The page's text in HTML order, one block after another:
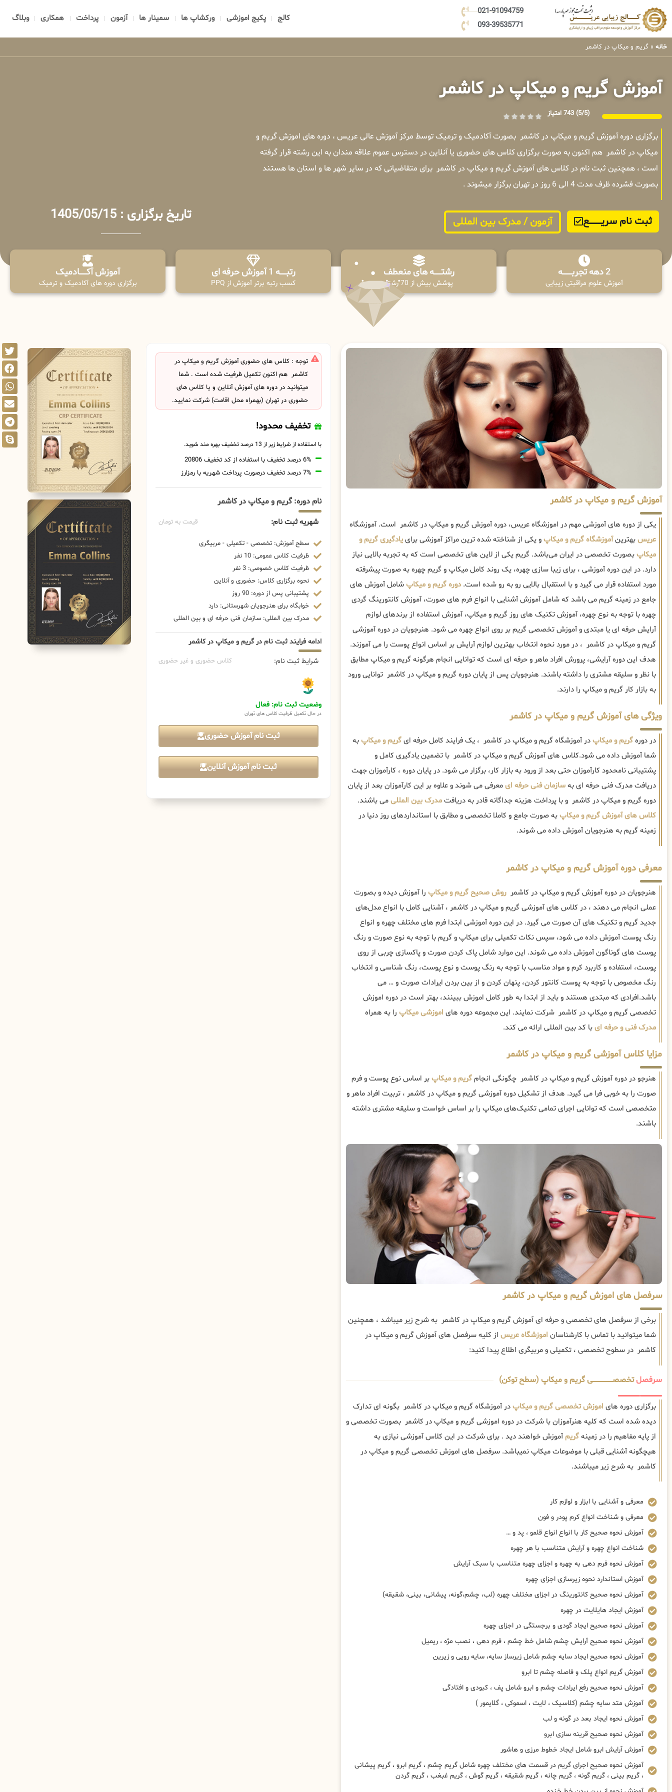
021-91094759
093-39535771
کالج پکیج اموزشی ورکشاپ ها سمینار ها آزمون پرداخت همکاری وبلاگ
خانه » گریم و میکاپ در کاشمر
آموزش گریم و میکاپ در کاشمر
(5/5) 743 امتیاز
برگزاری دوره آموزش گریم و میکاپ در کاشمر بصورت آکادمیک و ترمیک توسط مرکز آموزش عالی عریس ، دوره های اموزش گریم و
میکاپ در کاشمر هم اکنون به صورت برگزاری کلاس های حضوری یا آنلاین در دسترس عموم علاقه مندان به این رشته قرار گرفته
است ، همچنین ثبت نام در کلاس های آموزش گریم و میکاپ در کاشمر برای متقاضیانی که در سایر شهر ها و استان ها هستند
بصورت فشرده ظرف مدت 4 الی 6 روز در تهران برگزار میشوند .
ثبت نام سریــــــــــــع آزمون / مدرک بین المللی تاریخ برگزاری : 1405/05/15
2 دهه تجربـــــــــه
آموزش علوم مراقبتی زیبایی
رشتـــــــه های منعطف
پوشش بیش از 70 رشته
رتبــــــه 1 آموزش حرفه ای
کسب رتبه برتر آموزش از PPQ
آموزش آکـــــــادمیک
برگزاری دوره های آکادمیک و ترمیک
آموزش گریم و میکاپ در کاشمر
یکی از دوره های آموزشی مهم در اموزشگاه عریس، دوره آموزش گریم و میکاپ در کاشمر است. آموزشگاه
عریسبهترینآموزشگاه گریم و میکاپو یکی از شناخته شده ترین مراکز آموزشی براییادگیری گریم و
میکاپبصورت تخصصی در ایران می‌باشد. گریم یکی از لاین های تخصصی است که به تجربه بالایی نیاز
دارد. در این دوره آموزشی ، برای زیبا سازی چهره، یک روند کامل میکاپ و گریم چهره به صورت پیشرفته
مورد استفاده قرار می گیرد و با استقبال بالایی رو به رو شده است.دوره گریم و میکاپشامل آموزش های
جامع در زمینه گریم می باشد که شامل آموزش آشنایی با انواع فرم های صورت، آموزش کانتورینگ گردی
چهره با توجه به نوع چهره، آموزش تکنیک های روز گریم و میکاپ، آموزش استفاده از برندهای لوازم
آرایش حرفه ای یا مبتدی و آموزش تخصصی گریم بر روی انواع چهره می شود. هنرجویان در دوره آموزشی
گریم و میکاپ در کاشمر ، در مورد نحوه انتخاب بهترین لوازم آرایش بر اساس انواع پوست را می آموزند.
هدف این دوره آرایشی، پرورش افراد ماهر و حرفه ای است که توانایی انجام هرگونه گریم و میکاپ مطابق
با نظر و سلیقه مشتری را داشته باشند. هنرجویان پس از پایان دوره گریم و میکاپ در کاشمر توانایی ورود
به بازار کار گریم و میکاپ را دارند.
ویژگی های آموزش گریم و میکاپ در کاشمر
در دورهگریم و میکاپدر آموزشگاه گریم و میکاپ در کاشمر ، یک فرایند کامل حرفه ایگریم و میکاپبه
شما آموزش داده می شود.کلاس های آموزش گریم و میکاپ در کاشمر با تضمین یادگیری کامل و
پشتیبانی نامحدود کارآموزان حتی بعد از ورود به بازار کار، برگزار می شود. در پایان دوره ، کارآموزان جهت
دریافت مدرک فنی حرفه ای بهسازمان فنی حرفه ایمعرفی می شوند و علاوه بر این کارآموزان بعد از پایان
دوره گریم و میکاپ در کاشمر و با پرداخت هزینه جداگانه قادر به دریافتمدرک بین المللیمی باشند.
کلاس های آموزش گریم و میکاپبه صورت جامع و کاملا تخصصی و مطابق با استانداردهای روز دنیا در
زمینه گریم به هنرجویان آموزش داده می شوند.
معرفی دوره آموزش گریم و میکاپ در کاشمر
هنرجویان در دوره آموزش گریم و میکاپ در کاشمر روش صحیح گریم و میکاپ را آموزش دیده و بصورت
عملی انجام می دهند ، در کلاس های آموزشی گریم و میکاپ در کاشمر ، آشنایی کامل با انواع مدل‌های
جدید گریم و تکنیک های آن صورت می گیرد. در این دوره آموزشی ابتدا فرم های مختلف چهره و انواع
رنگ پوست آموزش داده می شود، سپس نکات تکمیلی برای میکاپ و گریم با توجه به نوع صورت و رنگ
پوست های گوناگون آموزش داده می شوند. این موارد شامل پاک کردن صورت و پاکسازی چربی از روی
پوست، استفاده و کاربرد کرم و مواد مناسب با توجه به رنگ پوست و نوع پوست، رنگ شناسی و انتخاب
رنگ مخصوص با توجه به پوست کانتور کردن، پنهان کردن و از بین بردن ایرادات صورت و … می
باشد.افرادی که مبتدی هستند و باید از ابتدا به طور کامل اموزش ببینند، بهتر است در دوره اموزش
تخصصی گریم و میکاپ در کاشمر شرکت نمایند. این مجموعه دوره های اموزشی میکاپ را به همراه
مدرک فنی و حرفه ایبا کد بین المللی ارائه می کند.
مزایا کلاس آموزشی گریم و میکاپ در کاشمر
هنرجو در دوره آموزش گریم و میکاپ در کاشمر چگونگی انجامگریم و میکاپبر اساس نوع پوست و فرم
صورت را به خوبی فرا می گیرد. هدف از تشکیل دوره آموزشی گریم و میکاپ در کاشمر ، تربیت افراد ماهر و
متخصصی است که توانایی اجرای تمامی تکنیک‌های میکاپ را بر اساس خواست و سلیقه مشتری داشته
باشند.
سرفصل های اموزش گریم و میکاپ در کاشمر
برخی از سرفصل های تخصصی و حرفه ای آموزش گریم و میکاپ در کاشمر به شرح زیر میباشد ، همچنین
شما میتوانید با تماس با کارشناسان اموزشگاه عریس از کلیه سرفصل های آموزش گریم و میکاپ در
کاشمر در سطوح تخصصی ، تکمیلی و مربیگری اطلاع پیدا کنید:
سرفصلتخصصــــــــــــــــــــی گریم و میکاپ (سطح توکن)
برگزاری دوره های اموزش تخصصی گریم و میکاپدر آموزشگاه گریم و میکاپ در کاشمر بگونه ای تدارک
دیده شده است که کلیه هنرآموزان با شرکت در دوره اموزشی گریم و میکاپ در کاشمر بصورت تخصصی و
از پایه مفاهیم را در زمینهگریمآموزش خواهند دید . برای شرکت در این کلاس آموزشی نیازی به
هیچگونه آشنایی قبلی با موضوعات میکاپ نمیباشد. سرفصل های اموزش تخصصی گریم و میکاپ در
کاشمر به شرح زیر میباشند.
معرفی و آشنایی با ابزار و لوازم کار
معرفی و شناخت انواع کرم پودر و فون
آموزش نحوه صحیح کار با انواع انواع قلمو ، پد و …
شناخت انواع چهره و آرایش متناسب با هر چهره
آموزش نحوه فرم دهی به چهره و اجزای چهره متناسب با سبک آرایش
آموزش استاندارد نحوه زیرسازی اجزای چهره
آموزش نحوه صحیح کانتورینگ در اجزای مختلف چهره (لب، چشم،گونه، پیشانی، بینی، شقیقه)
آموزش ایجاد هایلایت در چهره
آموزش نحوه صحیح ایجاد گودی و برجستگی در اجزای چهره
آموزش نحوه صحیح آرایش چشم شامل خط چشم ، فرم دهی ، نصب مژه ، ریمیل
آموزش نحوه صحیح ایجاد سایه چشم شامل زیرساز سایه، سایه رویی و زیرین
آموزش گریم انواع پلک و فاصله چشم تا ابرو
آموزش نحوه صحیح رفع ایرادات چشم و ابرو شامل پف ، کبودی و افتادگی
آموزش متد سایه چشم (کلاسیک ، لایت ، اسموکی ، گلایمور )
آموزش نحوه ایجاد بعد در گونه و لب
آموزش نحوه صحیح قرینه سازی ابرو
آموزش آرایش ابرو شامل ایجاد خطوط مرزی و هاشور
آموزش نحوه صحیح اجرای گریم در قسمت های مختلف چهره شامل گریم چشم ، گریم ابرو ، گریم پیشانی
، گریم بینی ، گریم گونه ، گریم چانه ، گریم شقیقه ، گریم گوش ، گریم غبغب ، گریم گردن
توجه : کلاس های حضوری آموزش گریم و میکاپ در
کاشمر هم اکنون تکمیل ظرفیت شده است . شما
میتوانید در دوره های آموزش آنلاین و یا کلاس های
حضوری در تهران (بهمراه محل اقامت) شرکت نمایید.
تخفیف محدود!
با استفاده از شرایط زیر از 13 درصد تخفیف بهره مند شوید.
6% درصد تخفیف با استفاده از کد تخفیف 20806
7% درصد تخفیف درصورت پرداخت شهریه با رمزارز
نام دوره: گریم و میکاپ در کاشمر
شهریه ثبت نام: قیمت به تومان
سطح آموزش: تخصصی - تکمیلی - مربیگری
ظرفیت کلاس عمومی: 10 نفر
ظرفیت کلاس خصوصی: 3 نفر
نحوه برگزاری کلاس: حضوری و آنلاین
پشتیبانی پس از دوره: 90 روز
خوابگاه برای هنرجویان شهرستانی: دارد
مدرک بین المللی: سازمان فنی حرفه ای و بین المللی
ادامه فرایند ثبت نام در گریم و میکاپ در کاشمر
شرایط ثبت نام: کلاس حضوری و غیر حضوری
وضعیت ثبت نام: فعال
در حال تکمیل ظرفیت کلاس های تهران
ثبت نام آموزش حضوری
ثبت نام آموزش آنلاین